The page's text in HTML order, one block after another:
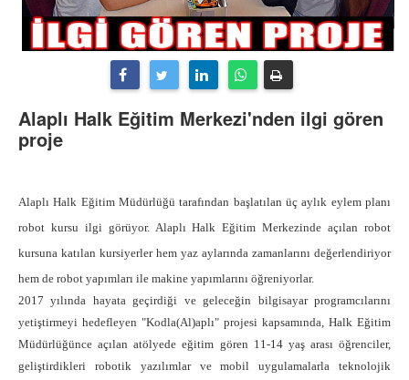
Alaplı Halk Eğitim Merkezi'nden ilgi gören
proje
Alaplı Halk Eğitim Müdürlüğü tarafından başlatılan üç aylık eylem planı
robot kursu ilgi görüyor. Alaplı Halk Eğitim Merkezinde açılan robot
kursuna katılan kursiyerler hem yaz aylarında zamanlarını değerlendiriyor
hem de robot yapımları ile makine yapımlarını öğreniyorlar.
2017 yılında hayata geçirdiği ve geleceğin bilgisayar programcılarını
yetiştirmeyi hedefleyen "Kodla(Al)aplı" projesi kapsamında, Halk Eğitim
Müdürlüğünce açılan atölyede eğitim gören 11-14 yaş arası öğrenciler,
geliştirdikleri robotik yazılımlar ve mobil uygulamalarla teknolojik